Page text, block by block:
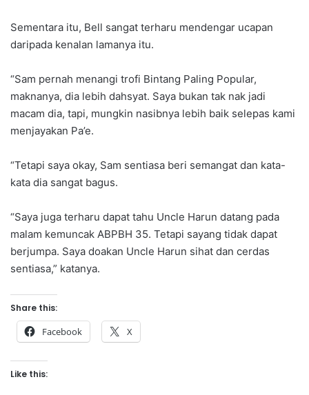
Sementara itu, Bell sangat terharu mendengar ucapan
daripada kenalan lamanya itu.
“Sam pernah menangi trofi Bintang Paling Popular,
maknanya, dia lebih dahsyat. Saya bukan tak nak jadi
macam dia, tapi, mungkin nasibnya lebih baik selepas kami
menjayakan Pa’e.
“Tetapi saya okay, Sam sentiasa beri semangat dan kata-
kata dia sangat bagus.
“Saya juga terharu dapat tahu Uncle Harun datang pada
malam kemuncak ABPBH 35. Tetapi sayang tidak dapat
berjumpa. Saya doakan Uncle Harun sihat dan cerdas
sentiasa,” katanya.
Share this:
Facebook X
Like this: